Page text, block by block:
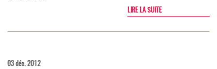
LIRE LA SUITE
03 déc. 2012